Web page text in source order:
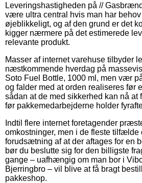
Leveringshastigheden på //
være ultra central hvis man har
øjeblikkeligt, og af den grund er det
kigger nærmere på det estimerede
relevante produkt.
Masser af internet varehuse tilbyder
næstkommende hverdag på
Soto Fuel Bottle, 1000 ml, men vær
og falder med at orden realiseres før
sådan at de med sikkerhed kan nå at
før pakkemedarbejderne holder
Indtil flere internet foretagender
omkostninger, men i de fleste tilfælde
forudsætning af at der aftages for en
bør du beslutte sig for den billigste
gange – uafhængig om man bor i
Bjerringbro – vil blive at få bragt
pakkeshop.